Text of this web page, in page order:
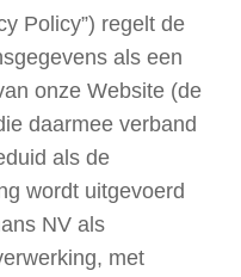
Policy”) regelt de
als een
onze Website (de
daarmee verband
als de
wordt uitgevoerd
NV als
met